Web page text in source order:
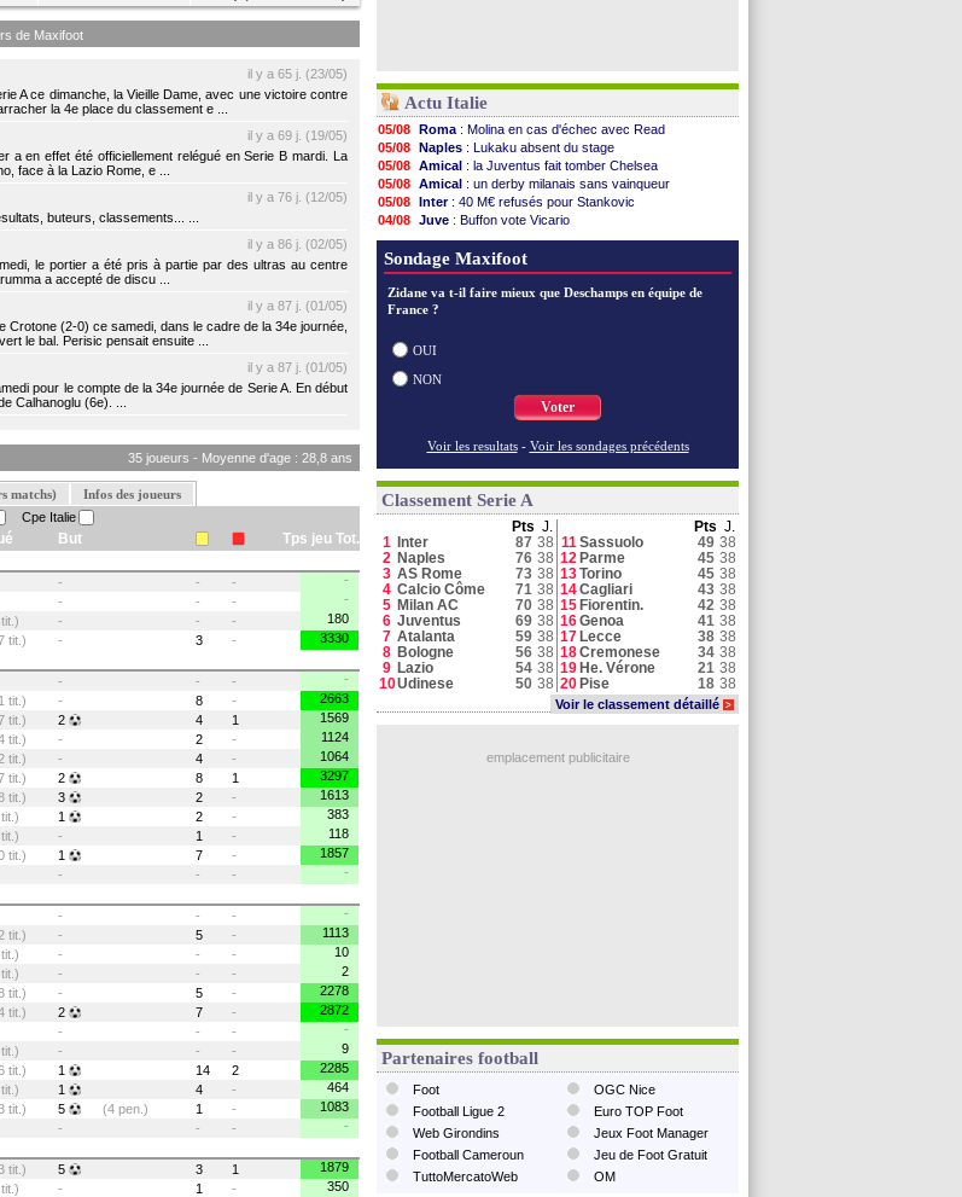
de Maxifoot
il y a 65 j. (23/05)
A ce dimanche, la Vieille Dame, avec une victoire contre
la 4e place du classement e ...
il y a 69 j. (19/05)
a en effet été officiellement relégué en Serie B mardi. La
face à la Lazio Rome, e ...
il y a 76 j. (12/05)
buteurs, classements... ...
il y a 86 j. (02/05)
le portier a été pris à partie par des ultras au centre
a accepté de discu ...
il y a 87 j. (01/05)
(2-0) ce samedi, dans le cadre de la 34e journée,
le bal. Perisic pensait ensuite ...
il y a 87 j. (01/05)
pour le compte de la 34e journée de Serie A. En début
Calhanoglu (6e). ...
35 joueurs - Moyenne d'age : 28,8 ans
matchs)
Infos des joueurs
Cpe Italie
But Tps jeu Tot.
- - -
-
- - -
-
- - -
180
tit.) - 3 -
3330
- - -
-
tit.) - 8 -
2663
tit.) 2 4 1
1569
tit.) - 2 -
1124
tit.) - 4 -
1064
tit.) 2 8 1
3297
tit.) 3 2 -
1613
1 2 -
383
- 1 -
118
tit.) 1 7 -
1857
- - -
-
- - -
-
tit.) - 5 -
1113
- - -
10
- - -
2
tit.) - 5 -
2278
tit.) 2 7 -
2872
- - -
-
- - -
9
tit.) 1 14 2
2285
1 4 -
464
tit.) 5 (4 pen.) 1 -
1083
- - -
-
tit.) 5 3 1
1879
- 1 -
350
Actu Italie
05/08 Roma : Molina en cas d'échec avec Read
05/08 Naples : Lukaku absent du stage
05/08 Amical : la Juventus fait tomber Chelsea
05/08 Amical : un derby milanais sans vainqueur
05/08 Inter: 40 M€ refusés pour Stankovic
04/08 Juve : Buffon vote Vicario
04/08 Schalke: Lindstrøm reste à Naples
03/08 Naples: De Bruyne devrait finalement rester
03/08 Al Ittihad: une offre de l'Inter pour Diaby
03/08 Côme: des abonnements bientôt retirés ?
03/08 Juve
02/08
Naples
02/08
Juve
Voir toutes les brèves
Sondage Maxifoot
Zidane va t-il faire mieux que Deschamps en équipe de
France ?
OUI
NON
Voter
Voir les resultats - Voir les sondages précédents
Classement Serie A
Pts J. Pts J.
1 Inter 87 38 11Sassuolo 49 38
2 Naples 76 38 12 Parme 45 38
3 AS Rome 73 38 13Torino 45 38
4 Calcio Côme 71 38 14Cagliari 43 38
5 Milan AC 70 38 15 Fiorentin. 42 38
6 Juventus 69 38 16Genoa 41 38
7 Atalanta 59 38 17 Lecce 38 38
8 Bologne 56 38 18Cremonese 34 38
9 Lazio 54 38 19 He. Vérone 21 38
10Udinese 50 38 20 Pise 18 38
Voir le classement détaillé >
emplacement publicitaire
Partenaires football
Foot
Football Ligue 2
Web Girondins
Football Cameroun
TuttoMercatoWeb
OGC Nice
Euro TOP Foot
Jeux Foot Manager
Jeu de Foot Gratuit
OM